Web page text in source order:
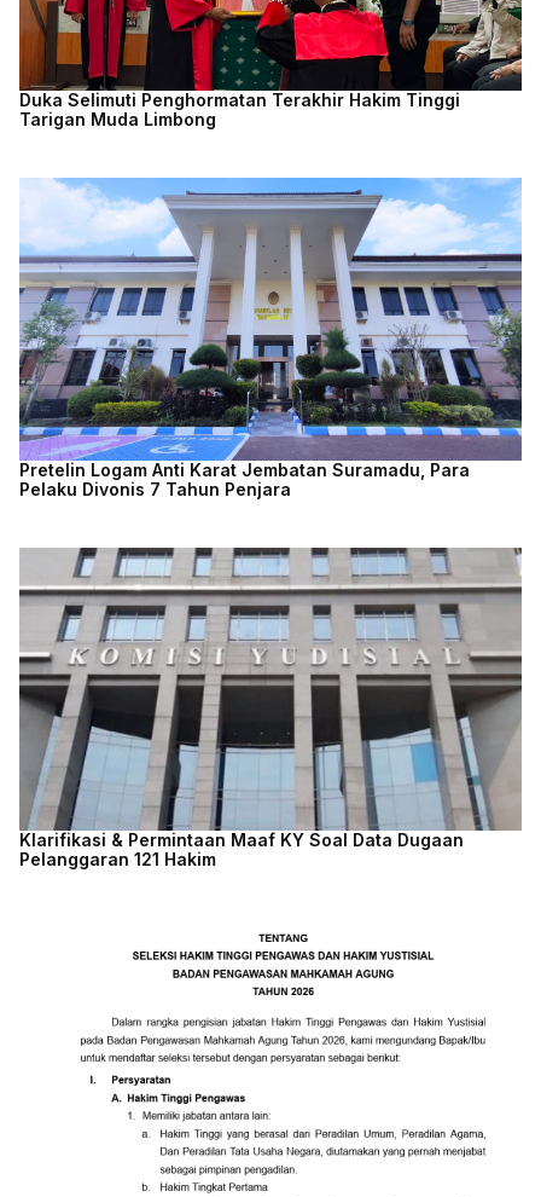
Duka Selimuti Penghormatan Terakhir Hakim Tinggi
Tarigan Muda Limbong
Pretelin Logam Anti Karat Jembatan Suramadu, Para
Pelaku Divonis 7 Tahun Penjara
Klarifikasi & Permintaan Maaf KY Soal Data Dugaan
Pelanggaran 121 Hakim